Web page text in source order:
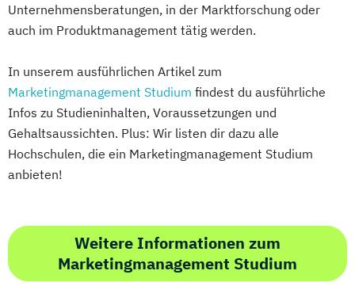
Unternehmensberatungen, in der Marktforschung oder
auch im Produktmanagement tätig werden.
In unserem ausführlichen Artikel zum
Marketingmanagement Studium findest du ausführliche
Infos zu Studieninhalten, Voraussetzungen und
Gehaltsaussichten. Plus: Wir listen dir dazu alle
Hochschulen, die ein Marketingmanagement Studium
anbieten!
Weitere Informationen zum
Marketingmanagement Studium